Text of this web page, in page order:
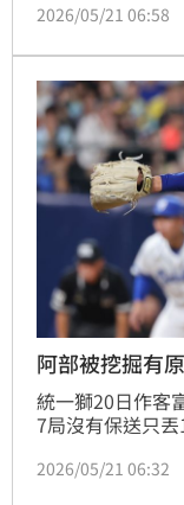
列全壘打王的蘇
2026/05/21 06:58
阿部被挖掘有
統一獅20日作客
7局沒有保送只
岳平認為目前應
2026/05/21 06:32